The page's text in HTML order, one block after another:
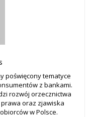
poświęcony tematyce
z bankami.
rozwój orzecznictwa
oraz zjawiska
w Polsce.